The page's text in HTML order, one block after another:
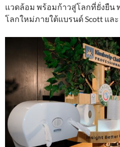
แวดล้อม พร้อมก้าวสู่โลกที่ยั่งยื
โลกใหม่ภายใต้แบรนด์ Scott และ